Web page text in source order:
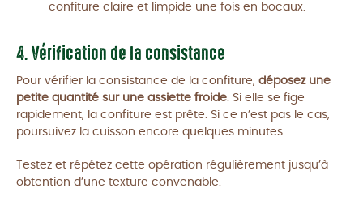
confiture claire et limpide une fois en bocaux.
4. Vérification de la consistance
Pour vérifier la consistance de la confiture, déposez une
petite quantité sur une assiette froide . Si elle se fige
rapidement, la confiture est prête. Si ce n’est pas le cas,
poursuivez la cuisson encore quelques minutes.
Testez et répétez cette opération régulièrement jusqu’à
obtention d’une texture convenable.